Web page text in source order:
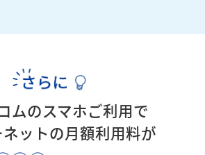
ムのスマホご利用で
ットの月額利用料が